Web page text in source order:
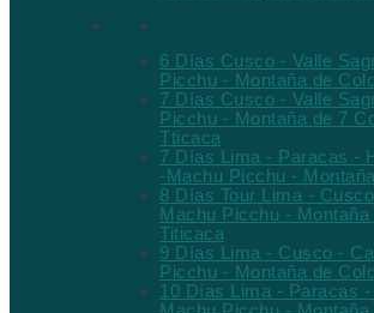
6 Días Cusco - Valle
Picchu - Montaña de
7 Días Cusco - Valle
Picchu - Montaña de 7
Tticaca
7 Días Lima - Paracas -
-Machu Picchu -
8 Días Tour Lima -
Machu Picchu -
Titicaca
9 Días Lima - Cusco -
Picchu - Montaña de
10 Días Lima - Paracas